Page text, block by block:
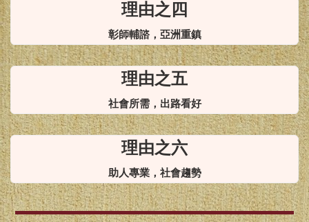
理由之四
彰師輔諮，亞洲重鎮
理由之五
社會所需，出路看好
理由之六
助人專業，社會趨勢